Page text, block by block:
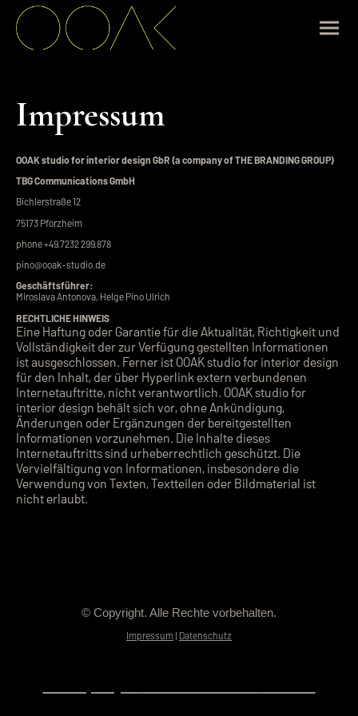
Impressum
OOAK studio for interior design GbR (a company of THE BRANDING GROUP)
TBG Communications GmbH
Bichlerstraße 12
75173 Pforzheim
phone +49.7232 299.878
pino@ooak-studio.de
Geschäftsführer:
Miroslava Antonova, Helge Pino Ulrich
RECHTLICHE HINWEIS
Eine Haftung oder Garantie für die Aktualität, Richtigkeit und
Vollständigkeit der zur Verfügung gestellten Informationen
ist ausgeschlossen. Ferner ist OOAK studio for interior design
für den Inhalt, der über Hyperlink extern verbundenen
Internetauftritte, nicht verantwortlich. OOAK studio for
interior design behält sich vor, ohne Ankündigung,
Änderungen oder Ergänzungen der bereitgestellten
Informationen vorzunehmen. Die Inhalte dieses
Internetauftritts sind urheberrechtlich geschützt. Die
Vervielfältigung von Informationen, insbesondere die
Verwendung von Texten, Textteilen oder Bildmaterial ist
nicht erlaubt.
© Copyright. Alle Rechte vorbehalten.
Impressum | Datenschutz